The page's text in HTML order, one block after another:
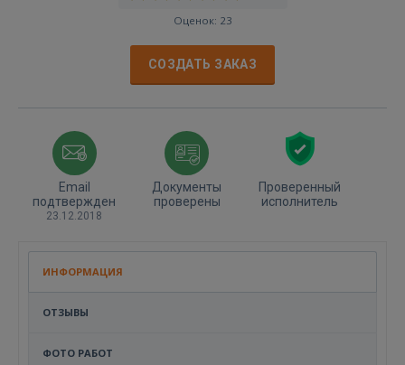
Оценок: 23
СОЗДАТЬ ЗАКАЗ
Email
подтвержден
23.12.2018
Документы
проверены
Проверенный
исполнитель
ИНФОРМАЦИЯ
ОТЗЫВЫ
ФОТО РАБОТ